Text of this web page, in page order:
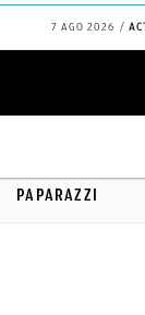
7 AGO 2026
PAPARAZZI